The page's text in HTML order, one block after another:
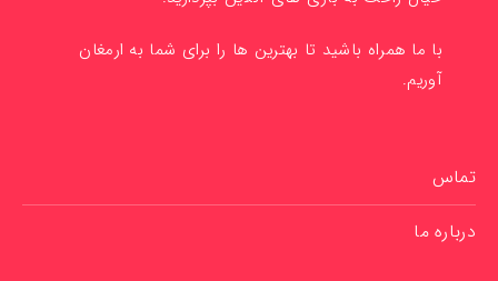
با ما همراه باشید تا بهترین ها را برای شما به ارمغان
آوریم.
تماس
درباره ما